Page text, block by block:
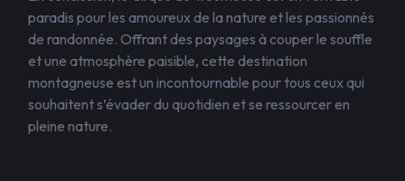
paradis pour les amoureux de la nature et les passionnés
de randonnée. Offrant des paysages à couper le souffle
et une atmosphère paisible, cette destination
montagneuse est un incontournable pour tous ceux qui
souhaitent s’évader du quotidien et se ressourcer en
pleine nature.